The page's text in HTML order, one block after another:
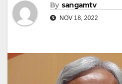
By sangamtv
NOV 18, 2022